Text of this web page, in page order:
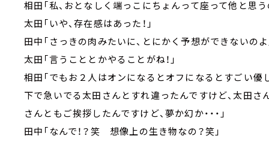
相田「私、おとなしく端っこにちょんって座って他と思
太田「いや、存在感はあった！」
田中「さっきの肉みたいに、とにかく予想ができないのよ
太田「言うこととかやることがね！」
相田「でもお２人はオンになるとオフになるとすごい優
下で急いでる太田さんとすれ違ったんですけど、太田さ
さんともご挨拶したんですけど、夢か幻か・・・」
田中「なんで！？笑 想像上の生き物なの？笑」